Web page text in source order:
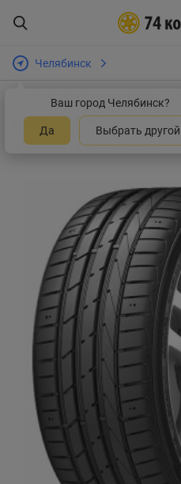
Челябинск
Ваш город Челябинск?
Да Выбрать другой
Интернет-магазин шин и дисков
Шины Hankook Ventus
4.7 9 отзывов